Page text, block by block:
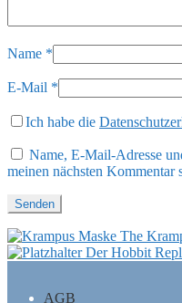
Name *
E-Mail *
Ich habe die
Name, E-Mail-Adresse
meinen nächsten Kommentar
Der Hobbit
AGB